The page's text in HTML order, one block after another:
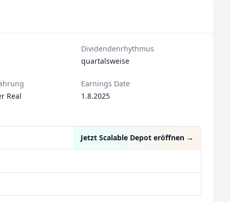
Dividendenrhythmus
quartalsweise
Real
Earnings Date
1.8.2025
Jetzt Scalable Depot eröffnen →